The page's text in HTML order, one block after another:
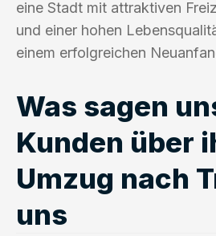
eine Stadt mit attraktiven
und einer hohen
einem erfolgreichen
Was sagen
Kunden über
Umzug nach
uns